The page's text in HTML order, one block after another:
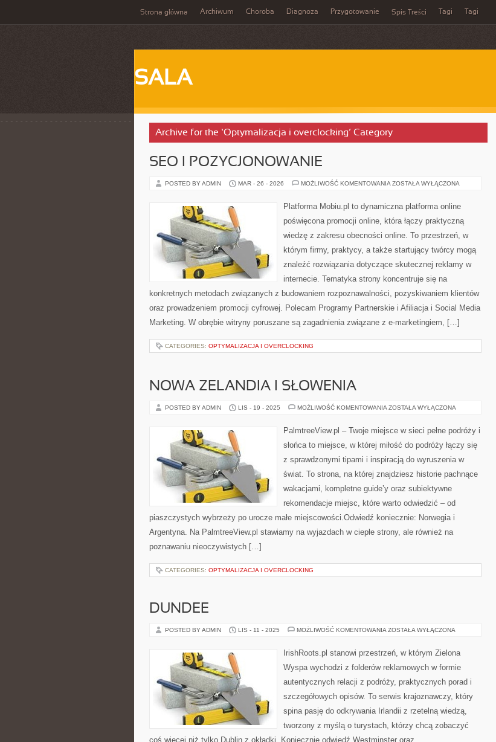
Strona główna Archiwum Choroba Diagnoza Przygotowanie Spis Treści Tagi Tagi
SALA
Archive for the ‘Optymalizacja i overclocking’ Category
SEO I POZYCJONOWANIE
POSTED BY ADMIN MAR - 26 - 2026 MOŻLIWOŚĆ KOMENTOWANIA SEO
ZOSTAŁA WYŁĄCZONA
Platforma Mobiu.pl to dynamiczna platforma online
poświęcona promocji online, która łączy praktyczną
wiedzę z zakresu obecności online. To przestrzeń, w
którym firmy, praktycy, a także startujący twórcy mogą
znaleźć rozwiązania dotyczące skutecznej reklamy w
internecie. Tematyka strony koncentruje się na
konkretnych metodach związanych z budowaniem rozpoznawalności, pozyskiwaniem klientów
oraz prowadzeniem promocji cyfrowej. Polecam Programy Partnerskie i Afiliacja i Social Media
Marketing. W obrębie witryny poruszane są zagadnienia związane z e-marketingiem, […]
CATEGORIES: OPTYMALIZACJA I OVERCLOCKING
NOWA ZELANDIA I SŁOWENIA
POSTED BY ADMIN LIS - 19 - 2025 MOŻLIWOŚĆ KOMENTOWANIA NOWA
SŁOWENIA
ZOSTAŁA WYŁĄCZONA
PalmtreeView.pl – Twoje miejsce w sieci pełne podróży i
słońca to miejsce, w której miłość do podróży łączy się
z sprawdzonymi tipami i inspiracją do wyruszenia w
świat. To strona, na której znajdziesz historie pachnące
wakacjami, kompletne guide’y oraz subiektywne
rekomendacje miejsc, które warto odwiedzić – od
piaszczystych wybrzeży po urocze małe miejscowości.Odwiedź koniecznie: Norwegia i
Argentyna. Na PalmtreeView.pl stawiamy na wyjazdach w ciepłe strony, ale również na
poznawaniu nieoczywistych […]
CATEGORIES: OPTYMALIZACJA I OVERCLOCKING
DUNDEE
POSTED BY ADMIN LIS - 11 - 2025 MOŻLIWOŚĆ KOMENTOWANIA DUNDEE
ZOSTAŁA WYŁĄCZONA
IrishRoots.pl stanowi przestrzeń, w którym Zielona
Wyspa wychodzi z folderów reklamowych w formie
autentycznych relacji z podróży, praktycznych porad i
szczegółowych opisów. To serwis krajoznawczy, który
spina pasję do odkrywania Irlandii z rzetelną wiedzą,
tworzony z myślą o turystach, którzy chcą zobaczyć
coś więcej niż tylko Dublin z okładki. Koniecznie odwiedź Westminster oraz